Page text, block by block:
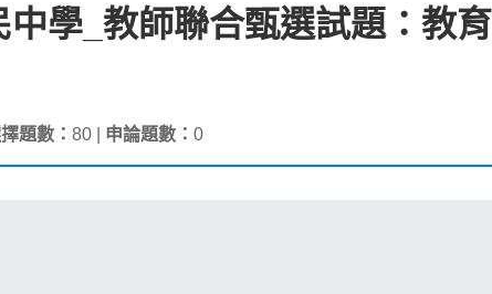
學_教師聯合甄選試題：教
題數： 80 | 申論題數： 0